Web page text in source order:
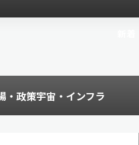
・政策宇宙・インフラ